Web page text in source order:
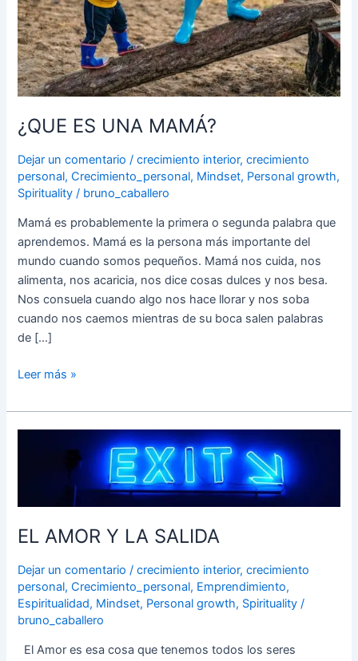
¿QUE ES UNA MAMÁ?
Dejar un comentario /crecimiento interior,crecimiento
personal,Crecimiento_personal, Mindset, Personal growth,
Spirituality / bruno_caballero
Mamá es probablemente la primera o segunda palabra que
aprendemos. Mamá es la persona más importante del
mundo cuando somos pequeños. Mamá nos cuida, nos
alimenta, nos acaricia, nos dice cosas dulces y nos besa.
Nos consuela cuando algo nos hace llorar y nos soba
cuando nos caemos mientras de su boca salen palabras
de […]
Leer más »
EL AMOR Y LA SALIDA
Dejar un comentario /crecimiento interior,crecimiento
personal,Crecimiento_personal, Emprendimiento,
Espiritualidad, Mindset, Personal growth, Spirituality /
bruno_caballero
El Amor es esa cosa que tenemos todos los seres